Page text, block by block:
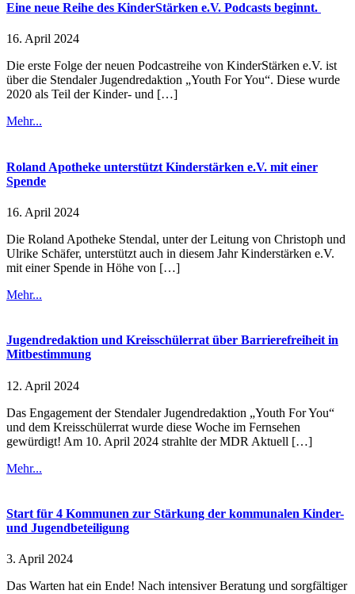
Eine neue Reihe des KinderStärken e.V. Podcasts beginnt.
16. April 2024
Die erste Folge der neuen Podcastreihe von KinderStärken e.V. ist
über die Stendaler Jugendredaktion „Youth For You“. Diese wurde
2020 als Teil der Kinder- und […]
Mehr...
Roland Apotheke unterstützt Kinderstärken e.V. mit einer
Spende
16. April 2024
Die Roland Apotheke Stendal, unter der Leitung von Christoph und
Ulrike Schäfer, unterstützt auch in diesem Jahr Kinderstärken e.V.
mit einer Spende in Höhe von […]
Mehr...
Jugendredaktion und Kreisschülerrat über Barrierefreiheit in
Mitbestimmung
12. April 2024
Das Engagement der Stendaler Jugendredaktion „Youth For You“
und dem Kreisschülerrat wurde diese Woche im Fernsehen
gewürdigt! Am 10. April 2024 strahlte der MDR Aktuell […]
Mehr...
Start für 4 Kommunen zur Stärkung der kommunalen Kinder-
und Jugendbeteiligung
3. April 2024
Das Warten hat ein Ende! Nach intensiver Beratung und sorgfältiger